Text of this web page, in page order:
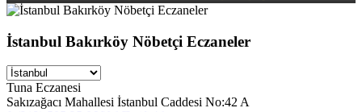
İstanbul Bakırköy Nöbetçi Eczaneler
Tuna Eczanesi
Sakızağacı Mahallesi İstanbul Caddesi No:42 A